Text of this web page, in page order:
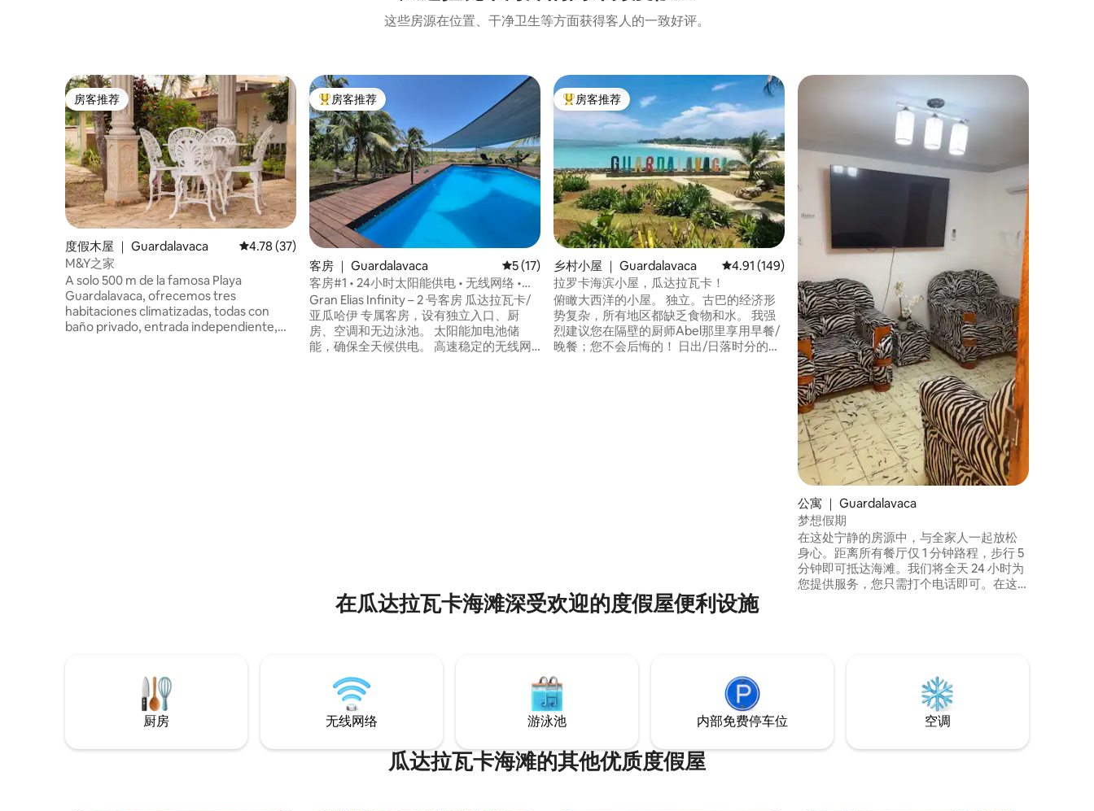
这些房源在位置、干净卫生等方面获得客人的一致好评。
房客推荐
房客推荐
度假木屋 ｜ Guardalavaca 平均评分 4.78 分（满分 5 分），共 37 条评价
4.78 (37)
M&Y之家
A solo 500 m de la famosa Playa
Guardalavaca, ofrecemos tres
habitaciones climatizadas, todas con
baño privado, entrada independiente,
热门「房客推荐」
房客推荐
客房 ｜ Guardalavaca 平均评分 5 分（满分 5 分），共 17 条评价
5 (17)
客房#1 • 24小时太阳能供电 • 无线网络 •
Netflix
Gran Elias Infinity – 2 号客房 瓜达拉瓦卡/
亚瓜哈伊 专属客房，设有独立入口、厨
房、空调和无边泳池。 太阳能加电池储
能，确保全天候供电。 高速稳定的无线网
热门「房客推荐」
房客推荐
乡村小屋 ｜ Guardalavaca 平均评分 4.91 分（满分 5 分），共 149 条评价
4.91 (149)
拉罗卡海滨小屋，瓜达拉瓦卡！
俯瞰大西洋的小屋。 独立。古巴的经济形
势复杂，所有地区都缺乏食物和水。 我强
烈建议您在隔壁的厨师Abel那里享用早餐/
晚餐；您不会后悔的！ 日出/日落时分的海
公寓 ｜ Guardalavaca
梦想假期
在这处宁静的房源中，与全家人一起放松
身心。距离所有餐厅仅 1 分钟路程，步行 5
分钟即可抵达海滩。我们将全天 24 小时为
您提供服务，您只需打个电话即可。在这
在瓜达拉瓦卡海滩深受欢迎的度假屋便利设施
厨房 无线网络 游泳池 内部免费停车位 空调
瓜达拉瓦卡海滩的其他优质度假屋